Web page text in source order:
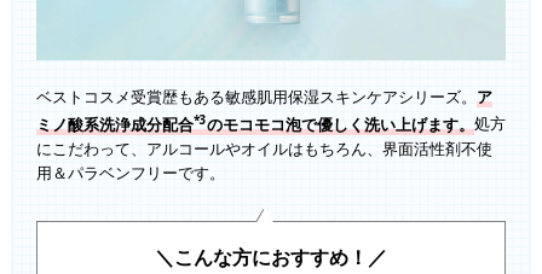
ベストコスメ受賞歴もある敏感肌用保湿スキンケアシリーズ。 ア
ミノ酸系洗浄成分配合*3のモコモコ泡で優しく洗い上げます。処方
にこだわって、アルコールやオイルはもちろん、界面活性剤不使
用＆パラベンフリーです。
＼こんな方におすすめ！／